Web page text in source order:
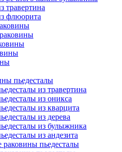
травертина
флюорита
пьедесталы
из травертина
из оникса
из кварцита
из дерева
из булыжника
из андезита
пьедесталы